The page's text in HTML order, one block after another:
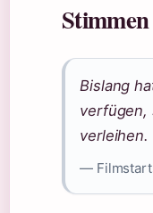
Bislang
verfügen,
verleihen.
—